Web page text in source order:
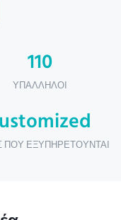
110
ΥΠΆΛΛΗΛΟΙ
ΕΞΥΠΗΡΕΤΟΎΝΤΑΙ